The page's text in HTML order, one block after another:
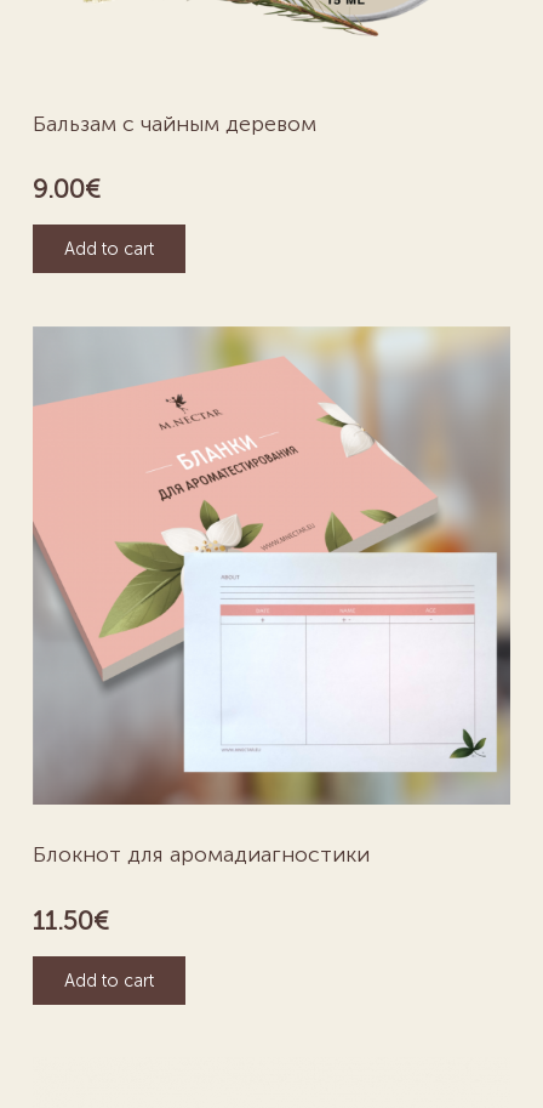
Бальзам с чайным деревом
9.00€
Add to cart
Блокнот для аромадиагностики
11.50€
Add to cart